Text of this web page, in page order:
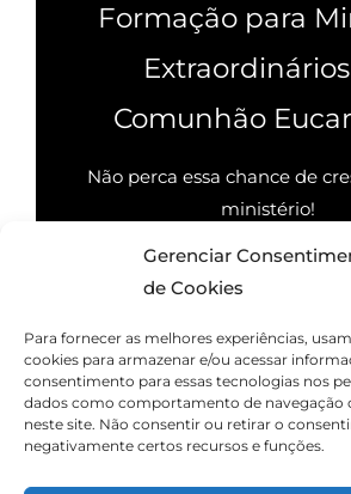
Gerenciar
de Cookies
Para fornecer as melhores experiências,
cookies para armazenar e/ou acessar
consentimento para essas tecnologias nos
dados como comportamento de navegação
neste site. Não consentir ou retirar o
negativamente certos recursos e funções.
Formação para
Comunhão
Não perca essa chance de
ministério!